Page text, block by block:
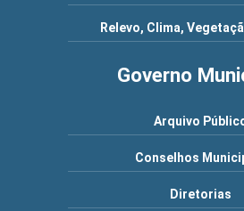
Relevo, Clima,
Governo
Arquivo
Conselhos
Diretorias